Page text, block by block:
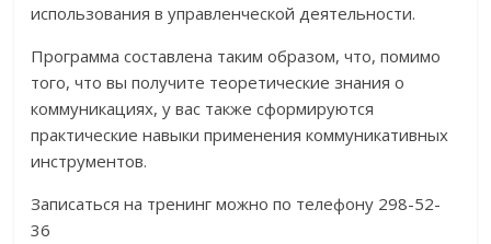
использования в управленческой деятельности.
Программа составлена таким образом, что, помимо
того, что вы получите теоретические знания о
коммуникациях, у вас также сформируются
практические навыки применения коммуникативных
инструментов.
Записаться на тренинг можно по телефону 298-52-
36